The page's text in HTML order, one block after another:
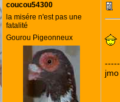
coucou54300
la misére n'est pas une
fatalité
Gourou Pigeonneux